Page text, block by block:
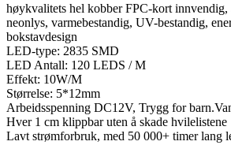
høykvalitets hel kobber FPC-kort innvendig,
neonlys, varmebestandig, UV-bestandig,
bokstavdesign
LED-type: 2835 SMD
LED Antall: 120 LEDS / M
Effekt: 10W/M
Størrelse: 5*12mm
Arbeidsspenning DC12V, Trygg for
Hver 1 cm klippbar uten å skade hvilelistene
Lavt strømforbruk, med 50 000+ timer lang